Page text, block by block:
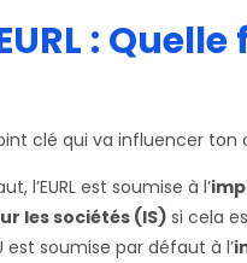
:
clé qui va influencer ton
l’EURL est soumise à l’
les sociétés (IS) si cela
est soumise par défaut à l’